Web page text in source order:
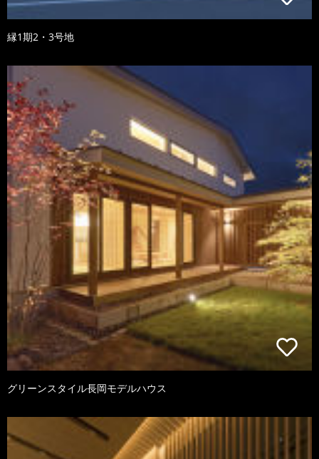
縁1期2・3号地
グリーンスタイル長岡モデルハウス